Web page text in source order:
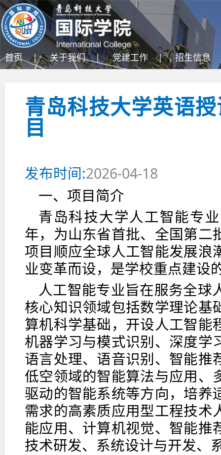
首页 | 关于我们 | 党建工作 | 招生信息
青岛科技大学英语
目
发布时间:2026-04-18
一、项目简介
青岛科技大学人工智能专
年，为山东省首批、全国第二
项目顺应全球人工智能发展浪
业变革而设，是学校重点建设
人工智能专业旨在服务全球
核心知识领域包括数学理论基
算机科学基础，开设人工智能
机器学习与模式识别、深度学
语言处理、语音识别、智能推
低空领域的智能算法与应用、
驱动的智能系统等方向，培养
需求的高素质应用型工程技术
能应用、计算机视觉、智能推
技术研发、系统设计与开发、